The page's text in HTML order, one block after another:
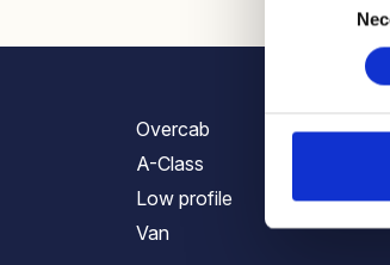
consenso
Overcab
A-Class
Low profile
Van